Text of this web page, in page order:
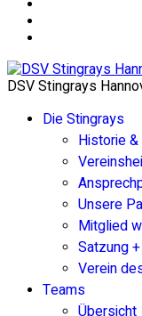
DSV Stingrays
Die Stingrays
Historie
Unsere
Mitglied
Satzung
Verein
Teams
Übersicht